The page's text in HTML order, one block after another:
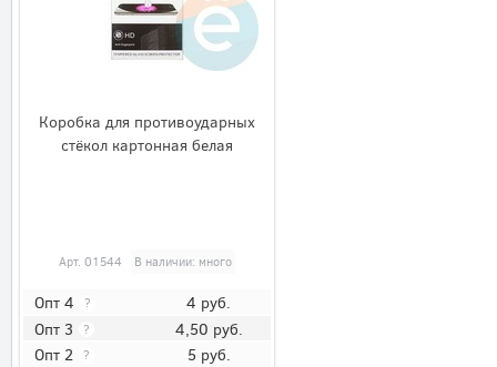
Коробка для противоударных
стёкол картонная белая
Арт. 01544 В наличии: много
Опт 4 ? 4 руб.
Опт 3 ? 4,50 руб.
Опт 2 ? 5 руб.